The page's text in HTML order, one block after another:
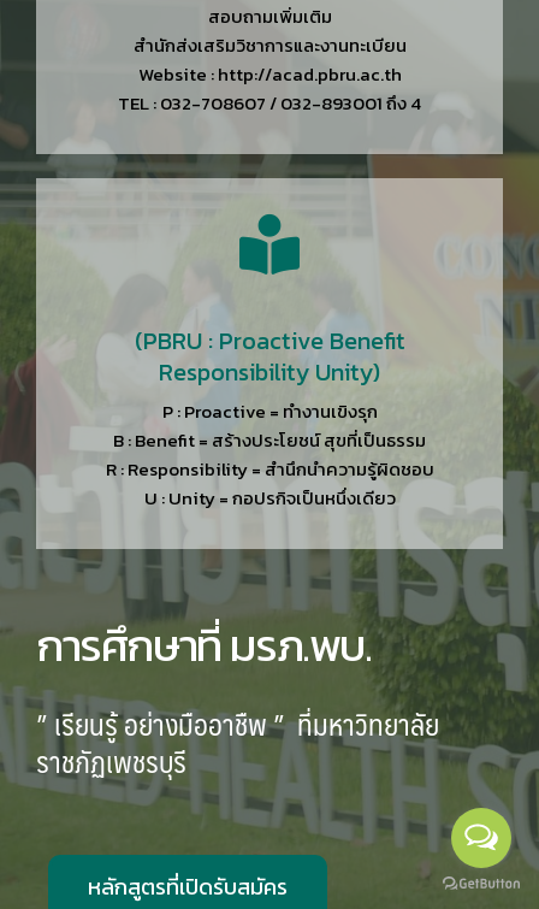
สอบถามเพิ่มเติม
สำนักส่งเสริมวิชาการและงานทะเบียน
Website : http://acad.pbru.ac.th
TEL : 032-708607 / 032-893001 ถึง 4
(PBRU : Proactive Benefit
Responsibility Unity)
P : Proactive = ทำงานเขิงรุก
B : Benefit = สร้างประโยชน์ สุขที่เป็นธรรม
R : Responsibility = สำนึกนำความรู้ผิดชอบ
U : Unity = กอปรกิจเป็นหนึ่งเดียว
การศึกษาที่ มรภ.พบ.
” เรียนรู้ อย่างมืออาชืพ ” ที่มหาวิทยาลัย
ราชภัฏเพชรบุรี
หลักสูตรที่เปิดรับสมัคร